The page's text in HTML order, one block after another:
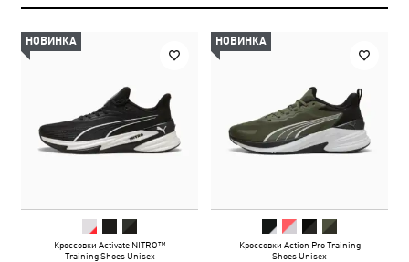
НОВИНКА
Кроссовки Activate NITRO™
Training Shoes Unisex
НОВИНКА
Кроссовки Action Pro Training
Shoes Unisex